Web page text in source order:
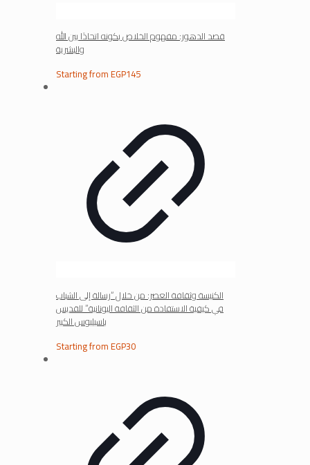
قصد الدهور: مفهوم الخلاص بكونه اتحادًا بين الله
والبشرية
Starting fromEGP145
الكنيسة وثقافة العصر: من خلال “رسالة إلى الشباب
في كيفية الاستفادة من الثقافة اليونانية” للقديس
باسيليوس الكبير
Starting fromEGP30